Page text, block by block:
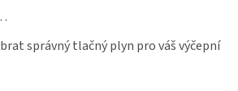
správný tlačný plyn pro váš výčepní